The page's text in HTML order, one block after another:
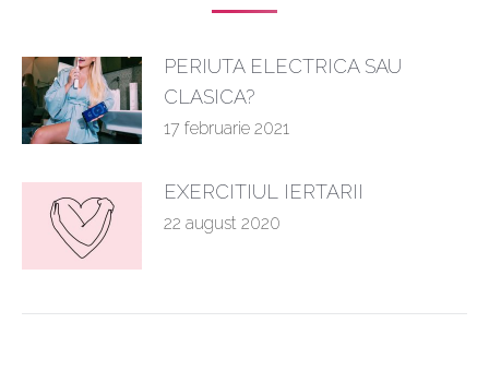
PERIUTA ELECTRICA SAU
CLASICA?
17 februarie 2021
EXERCITIUL IERTARII
22 august 2020